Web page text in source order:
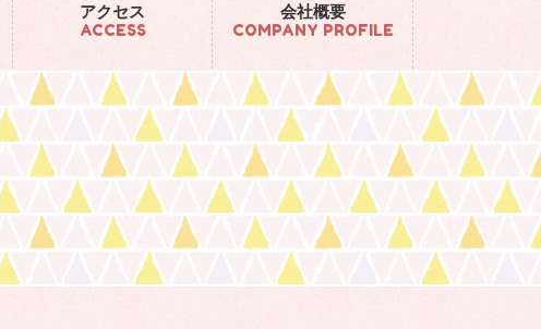
アクセス
ACCESS
会社概要
COMPANY PROFILE